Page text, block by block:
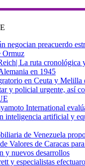
negocian preacuerdo
Ormuz
La ruta cronológica
en 1945
en Ceuta y Melilla
y policial urgente, así
International
inteligencia artificial y
de Venezuela
Valores de Caracas
y nuevos desarrollos
y especialistas